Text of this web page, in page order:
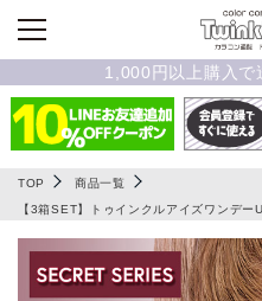
1,000円以上購入で
TOP
商品一覧
【3箱SET】トゥインクルアイズワンデ